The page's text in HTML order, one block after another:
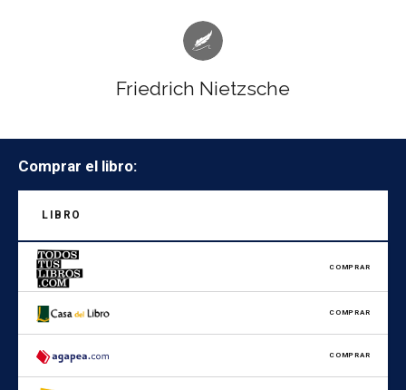
Friedrich Nietzsche
Comprar el libro:
LIBRO
COMPRAR
COMPRAR
COMPRAR